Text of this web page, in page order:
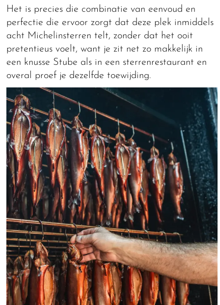
Het is precies die combinatie van eenvoud en
perfectie die ervoor zorgt dat deze plek inmiddels
acht Michelinsterren telt, zonder dat het ooit
pretentieus voelt, want je zit net zo makkelijk in
een knusse Stube als in een sterrenrestaurant en
overal proef je dezelfde toewijding.